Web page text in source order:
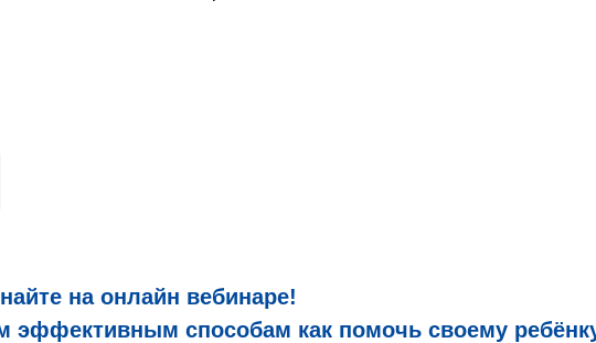
на онлайн вебинаре!
способам как помочь своему